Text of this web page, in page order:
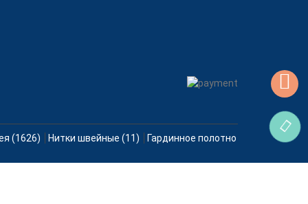
(1626) Нитки швейные (11) Гардинное полотно